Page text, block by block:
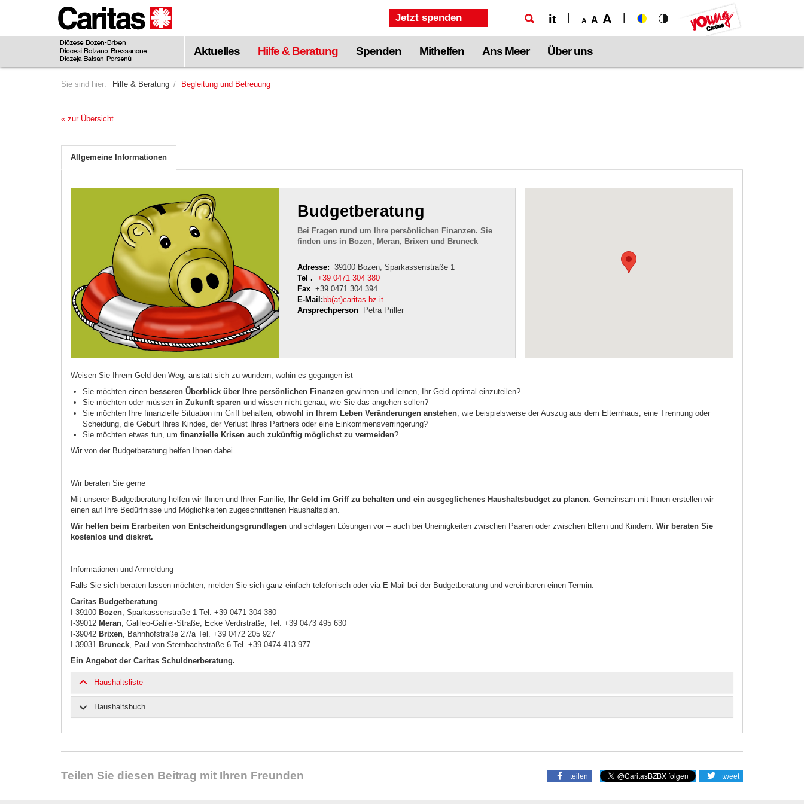
Hauptinhalt
springen
Jetzt spenden it A A A
Aktuelles Hilfe & Beratung Spenden Mithelfen Ans Meer Über uns
Sie sind hier: Hilfe & Beratung Begleitung und Betreuung
« zur Übersicht
Allgemeine Informationen
Budgetberatung
Bei Fragen rund um Ihre persönlichen Finanzen. Sie
finden uns in Bozen, Meran, Brixen und Bruneck
Adresse: 39100 Bozen, Sparkassenstraße 1
Tel .
+39 0471 304 380
Fax +39 0471 304 394
E-Mail: bb(at)caritas.bz.it
Ansprechperson
Petra Priller
Weisen Sie Ihrem Geld den Weg, anstatt sich zu wundern, wohin es gegangen ist
Sie möchten einen besseren Überblick über Ihre persönlichen Finanzen gewinnen und lernen, Ihr Geld optimal einzuteilen?
Sie möchten oder müssen in Zukunft sparen und wissen nicht genau, wie Sie das angehen sollen?
Sie möchten Ihre finanzielle Situation im Griff behalten, obwohl in Ihrem Leben Veränderungen anstehen, wie beispielsweise der Auszug aus dem Elternhaus, eine Trennung oder
Scheidung, die Geburt Ihres Kindes, der Verlust Ihres Partners oder eine Einkommensverringerung?
Sie möchten etwas tun, um finanzielle Krisen auch zukünftig möglichst zu vermeiden?
Wir von der Budgetberatung helfen Ihnen dabei.
Wir beraten Sie gerne
Mit unserer Budgetberatung helfen wir Ihnen und Ihrer Familie,
Ihr Geld im Griff zu behalten und ein ausgeglichenes Haushaltsbudget zu planen. Gemeinsam mit Ihnen erstellen wir
einen auf Ihre Bedürfnisse und Möglichkeiten zugeschnittenen Haushaltsplan.
Wir helfen beim Erarbeiten von Entscheidungsgrundlagen und schlagen Lösungen vor – auch bei Uneinigkeiten zwischen Paaren oder zwischen Eltern und Kindern. Wir beraten Sie
kostenlos und diskret.
Informationen und Anmeldung
Falls Sie sich beraten lassen möchten, melden Sie sich ganz einfach telefonisch oder via E-Mail bei der Budgetberatung und vereinbaren einen Termin.
Caritas Budgetberatung
I-39100 Bozen, Sparkassenstraße 1 Tel. +39 0471 304 380
I-39012 Meran, Galileo-Galilei-Straße, Ecke Verdistraße, Tel. +39 0473 495 630
I-39042 Brixen, Bahnhofstraße 27/a Tel. +39 0472 205 927
I-39031 Bruneck, Paul-von-Sternbachstraße 6 Tel. +39 0474 413 977
Ein Angebot der Caritas Schuldnerberatung.
Haushaltsliste
Haushaltsbuch
Teilen Sie diesen Beitrag mit Ihren Freunden teilen tweet